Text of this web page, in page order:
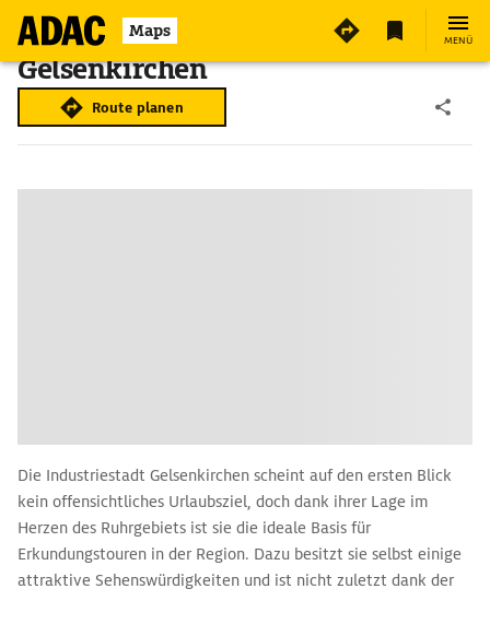
Maps MENÜ
Gelsenkirchen
Route planen
Die Industriestadt Gelsenkirchen scheint auf den ersten Blick
kein offensichtliches Urlaubsziel, doch dank ihrer Lage im
Herzen des Ruhrgebiets ist sie die ideale Basis für
Erkundungstouren in der Region. Dazu besitzt sie selbst einige
attraktive Sehenswürdigkeiten und ist nicht zuletzt dank der